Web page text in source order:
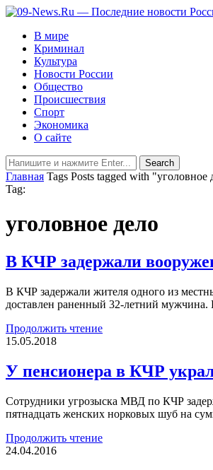
В мире
Криминал
Культура
Новости России
Общество
Происшествия
Спорт
Экономика
О сайте
Главная Tags Posts tagged with "уголовное
Tag:
уголовное дело
В КЧР задержали
В КЧР задержали жителя одного из
доставлен раненный 32-летний
Продолжить чтение
15.05.2018
У пенсионера в КЧР
Сотрудники угрозыска МВД по КЧР
пятнадцать женских норковых шуб на
Продолжить чтение
24.04.2016